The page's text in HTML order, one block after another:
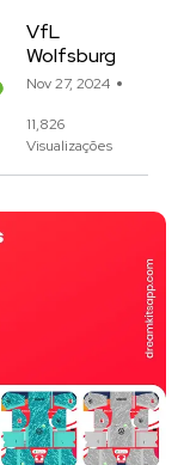
VfL
Wolfsburg
Nov 27, 2024
11,826
Visualizações